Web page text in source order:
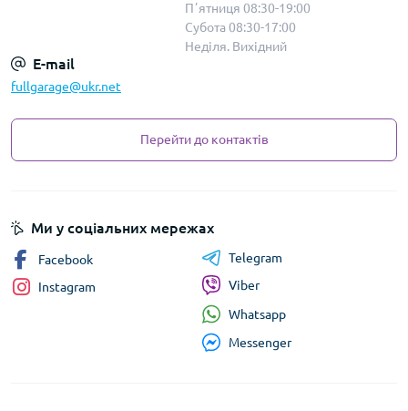
Пʼятниця 08:30-19:00
Субота 08:30-17:00
Неділя. Вихідний
E-mail
fullgarage@ukr.net
Перейти до контактів
Ми у соціальних мережах
Facebook
Instagram
Telegram
Viber
Whatsapp
Messenger